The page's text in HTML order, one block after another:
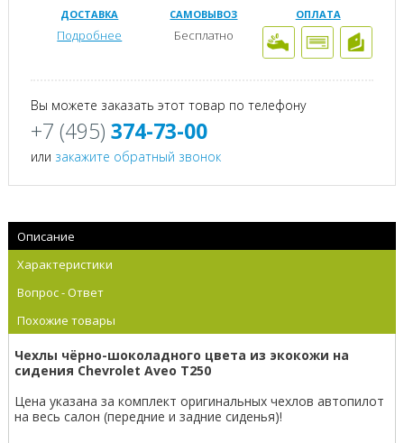
ДОСТАВКА
Подробнее
САМОВЫВОЗ
Бесплатно
ОПЛАТА
Вы можете заказать этот товар по телефону
+7 (495) 374-73-00
или закажите обратный звонок
Описание
Характеристики
Вопрос - Ответ
Похожие товары
Чехлы чёрно-шоколадного цвета из экокожи на
сидения Chevrolet Aveo T250
Цена указана за комплект оригинальных чехлов автопилот
на весь салон (передние и задние сиденья)!